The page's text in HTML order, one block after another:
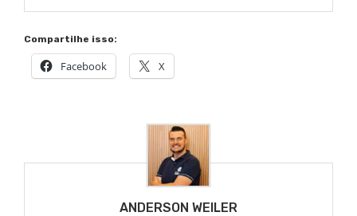
Compartilhe isso:
Facebook X
ANDERSON WEILER